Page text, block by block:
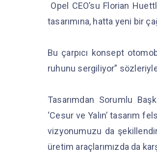
Opel CEO’su Florian
tasarımına, hatta yeni bir
Bu çarpıcı konsept
ruhunu sergiliyor”
Tasarımdan Sorumlu
‘Cesur ve Yalın’ tasarım
vizyonumuzu da
üretim araçlarımızda da